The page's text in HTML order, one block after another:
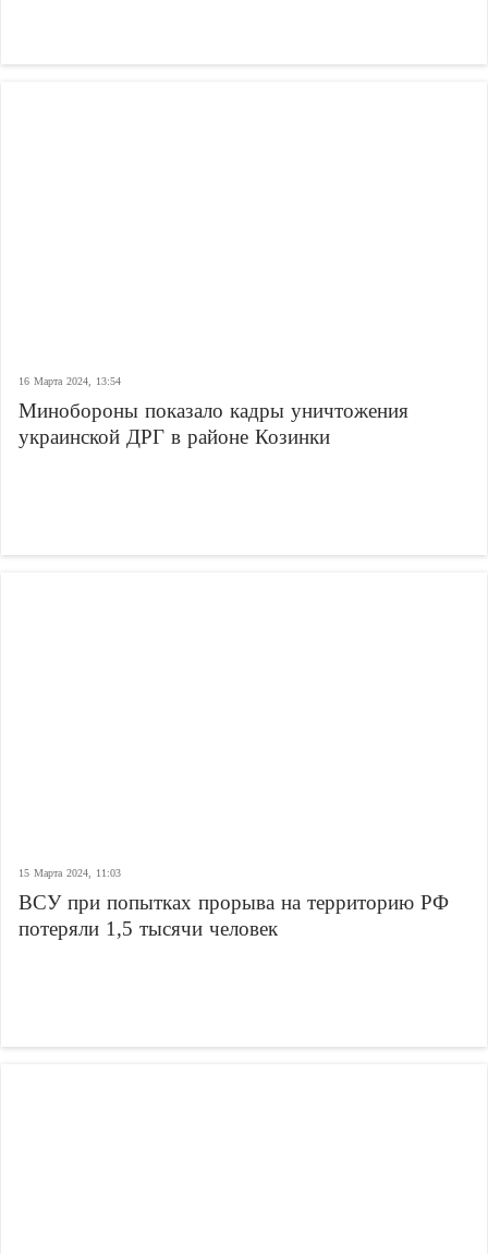
16 Марта 2024, 13:54
Минобороны показало кадры уничтожения
украинской ДРГ в районе Козинки
15 Марта 2024, 11:03
ВСУ при попытках прорыва на территорию РФ
потеряли 1,5 тысячи человек